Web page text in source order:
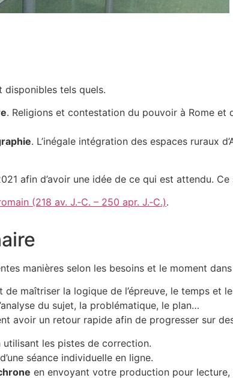
disponibles tels quels.
. Religions et contestation du pouvoir à Rome et
. L’inégale intégration des espaces ruraux
afin d’avoir une idée de ce qui est attendu. Ce
(218 av. J.‐C. – 250 apr. J.‐C.).
manières selon les besoins et le moment
de maîtriser la logique de l’épreuve, le temps et
du sujet, la problématique, le plan…
avoir un retour rapide afin de progresser sur
utilisant les pistes de correction.
séance individuelle en ligne.
en envoyant votre production pour lecture,